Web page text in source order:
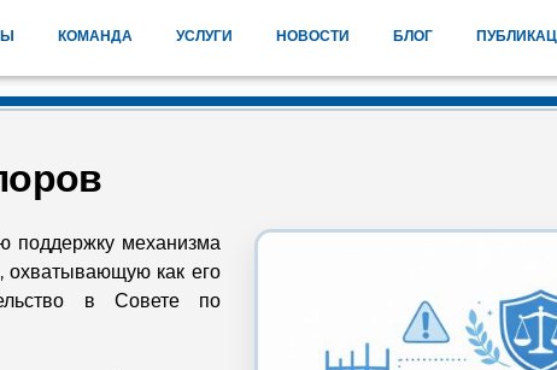
КОМАНДА УСЛУГИ НОВОСТИ БЛОГ
поддержку механизма
как его
в Совете по